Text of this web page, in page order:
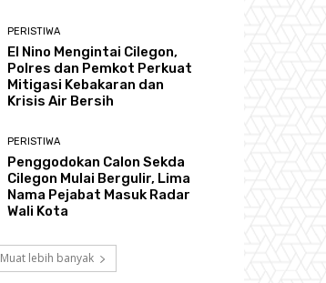
PERISTIWA
El Nino Mengintai Cilegon,
Polres dan Pemkot Perkuat
Mitigasi Kebakaran dan
Krisis Air Bersih
PERISTIWA
Penggodokan Calon Sekda
Cilegon Mulai Bergulir, Lima
Nama Pejabat Masuk Radar
Wali Kota
Muat lebih banyak